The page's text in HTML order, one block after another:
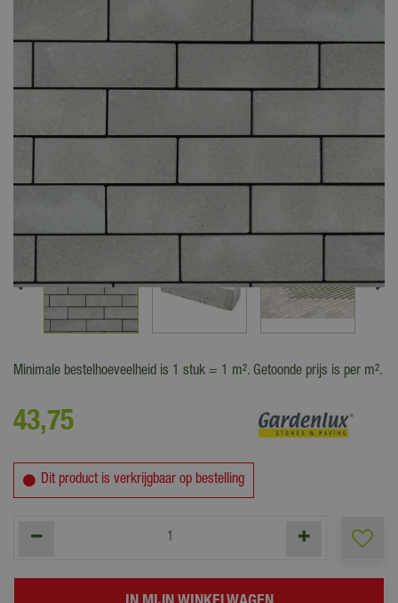
Minimale bestelhoeveelheid is 1 stuk = 1 m². Getoonde prijs is per m².
43,75
Dit product is verkrijgbaar op bestelling